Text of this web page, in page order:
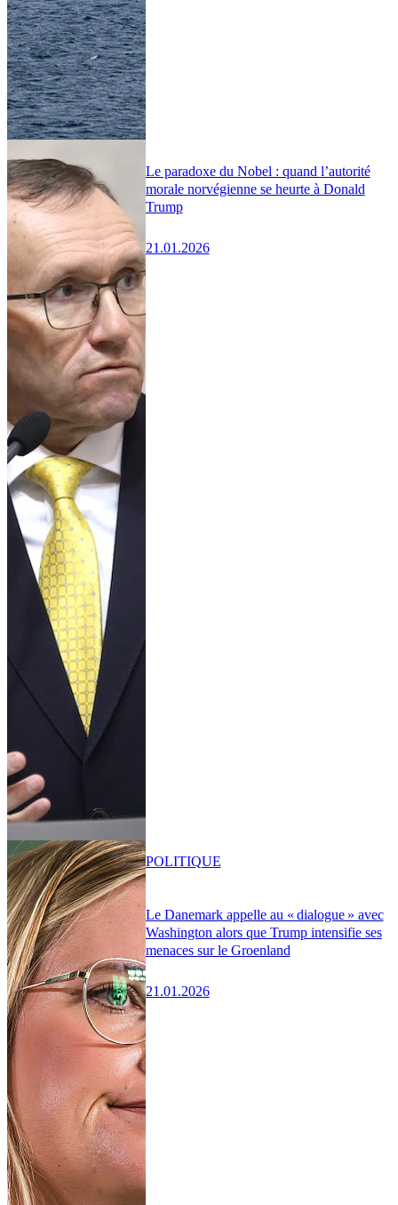
Le paradoxe du Nobel : quand l’autorité
morale norvégienne se heurte à Donald
Trump
21.01.2026
Le Danemark appelle au « dialogue » avec
Washington alors que Trump intensifie ses
menaces sur le Groenland
21.01.2026
POLITIQUE